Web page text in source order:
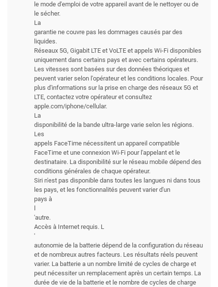
le mode d'emploi de votre appareil avant de le nettoyer ou de
le sécher.
La
garantie ne couvre pas les dommages causés par des
liquides.
Réseaux 5G, Gigabit LTE et VoLTE et appels Wi-Fi disponibles
uniquement dans certains pays et avec certains opérateurs.
Les vitesses sont basées sur des données théoriques et
peuvent varier selon l'opérateur et les conditions locales. Pour
plus d'informations sur la prise en charge des réseaux 5G et
LTE, contactez votre opérateur et consultez
apple.com/iphone/cellular.
La
disponibilité de la bande ultra-large varie selon les régions.
Les
appels FaceTime nécessitent un appareil compatible
FaceTime et une connexion Wi-Fi pour l'appelant et le
destinataire. La disponibilité sur le réseau mobile dépend des
conditions générales de chaque opérateur.
Siri n'est pas disponible dans toutes les langues ni dans tous
les pays, et les fonctionnalités peuvent varier d'un
pays à
'autre.
Accès à Internet requis. L
'
autonomie de la batterie dépend de la configuration du réseau
et de nombreux autres facteurs. Les résultats réels peuvent
varier. La batterie a un nombre limité de cycles de charge et
peut nécessiter un remplacement après un certain temps. La
durée de vie de la batterie et le nombre de cycles de charge